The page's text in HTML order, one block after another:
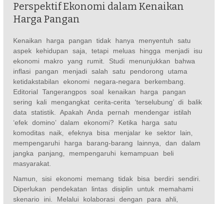
Perspektif Ekonomi dalam Kenaikan
Harga Pangan
Kenaikan harga pangan tidak hanya menyentuh satu
aspek kehidupan saja, tetapi meluas hingga menjadi isu
ekonomi makro yang rumit. Studi menunjukkan bahwa
inflasi pangan menjadi salah satu pendorong utama
ketidakstabilan ekonomi negara-negara berkembang.
Editorial Tangerangpos soal kenaikan harga pangan
sering kali mengangkat cerita-cerita ‘terselubung’ di balik
data statistik. Apakah Anda pernah mendengar istilah
‘efek domino’ dalam ekonomi? Ketika harga satu
komoditas naik, efeknya bisa menjalar ke sektor lain,
mempengaruhi harga barang-barang lainnya, dan dalam
jangka panjang, mempengaruhi kemampuan beli
masyarakat.
Namun, sisi ekonomi memang tidak bisa berdiri sendiri.
Diperlukan pendekatan lintas disiplin untuk memahami
skenario ini. Melalui kolaborasi dengan para ahli,